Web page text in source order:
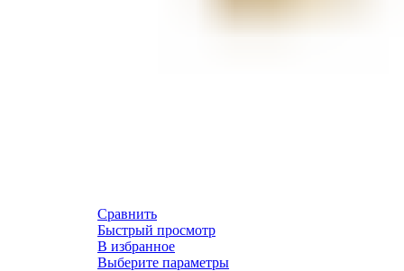
Сравнить
Быстрый просмотр
В избранное
Выберите параметры